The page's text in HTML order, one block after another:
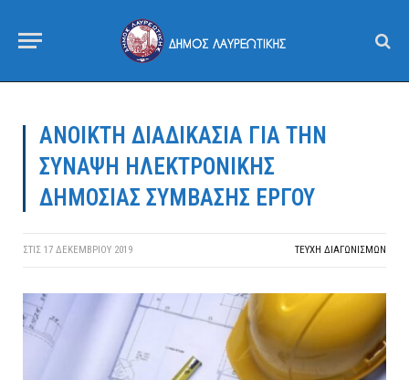
ΑΝΟΙΚΤΗ ΔΙΑΔΙΚΑΣΙΑ ΓΙΑ ΤΗΝ
ΣΥΝΑΨΗ ΗΛΕΚΤΡΟΝΙΚΗΣ
ΔΗΜΟΣΙΑΣ ΣΥΜΒΑΣΗΣ ΕΡΓΟΥ
ΣΤΙΣ 17 ΔΕΚΕΜΒΡΊΟΥ 2019 ΤΕΎΧΗ ΔΙΑΓΩΝΙΣΜΏΝ